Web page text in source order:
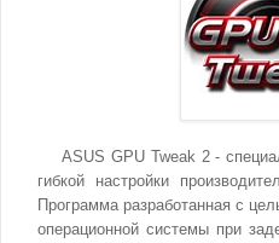
ASUS GPU Tweak 2 -
гибкой настройки
Программа разработанная с
операционной системы при